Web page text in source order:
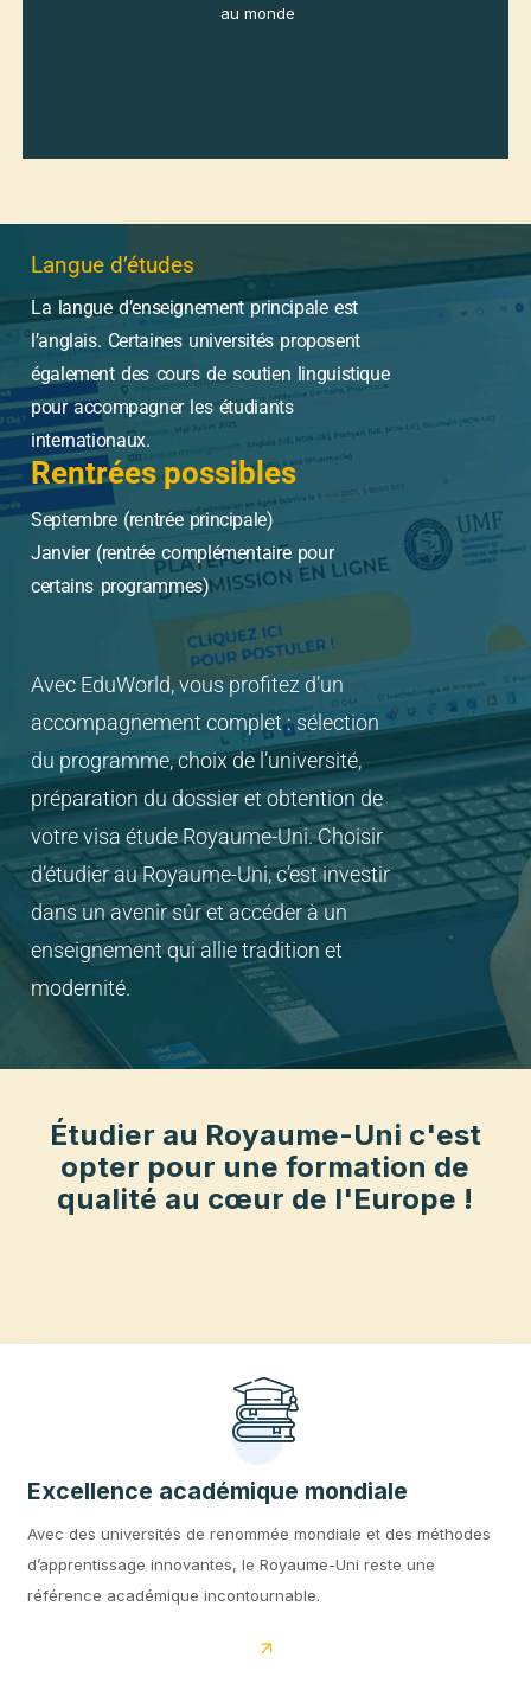
figurent
étudiantes
attractives
au monde
Avec EduWorld, vous profitez d’un
accompagnement complet : sélection
préparation du dossier et obtention de
votre visa étude Royaume-Uni. Choisir
d’étudier au Royaume-Uni, c’est investir
modernité.
Langue d’études
La langue d’enseignement principale est
l’anglais. Certaines universités proposent
également des cours de soutien linguistique
pour accompagner les étudiants
internationaux.
Rentrées possibles
Septembre (rentrée principale)
Janvier (rentrée complémentaire pour
certains programmes)
Étudier au Royaume-Uni c'est
opter pour une formation de
qualité au cœur de l'Europe !